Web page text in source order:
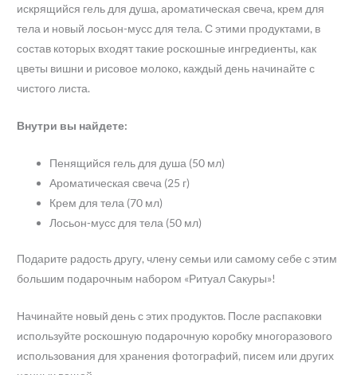
искрящийся гель для душа, ароматическая свеча, крем для
тела и новый лосьон-мусс для тела. С этими продуктами, в
состав которых входят такие роскошные ингредиенты, как
цветы вишни и рисовое молоко, каждый день начинайте с
чистого листа.
Внутри вы найдете:
Пенящийся гель для душа (50 мл)
Ароматическая свеча (25 г)
Крем для тела (70 мл)
Лосьон-мусс для тела (50 мл)
Подарите радость другу, члену семьи или самому себе с этим
большим подарочным набором «Ритуал Сакуры»!
Начинайте новый день с этих продуктов. После распаковки
используйте роскошную подарочную коробку многоразового
использования для хранения фотографий, писем или других